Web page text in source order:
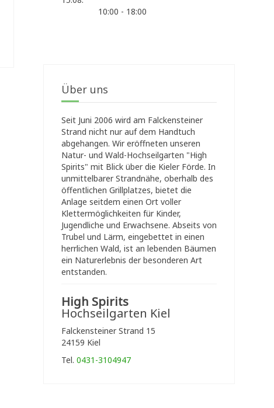
10:00 - 18:00
Über uns
Seit Juni 2006 wird am Falckensteiner
Strand nicht nur auf dem Handtuch
abgehangen. Wir eröffneten unseren
Natur- und Wald-Hochseilgarten "High
Spirits" mit Blick über die Kieler Förde. In
unmittelbarer Strandnähe, oberhalb des
öffentlichen Grillplatzes, bietet die
Anlage seitdem einen Ort voller
Klettermöglichkeiten für Kinder,
Jugendliche und Erwachsene. Abseits von
Trubel und Lärm, eingebettet in einen
herrlichen Wald, ist an lebenden Bäumen
ein Naturerlebnis der besonderen Art
entstanden.
High Spirits
Hochseilgarten Kiel
Falckensteiner Strand 15
24159 Kiel
Tel. 0431-3104947